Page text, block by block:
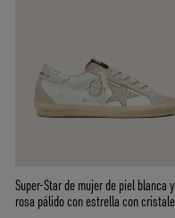
Super-Star de mujer de piel blanca y
rosa pálido con estrella con